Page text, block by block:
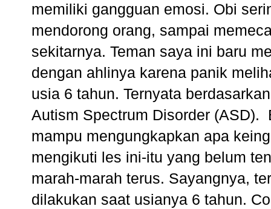
memiliki gangguan emosi. Obi
mendorong orang, sampai
sekitarnya. Teman saya ini baru
dengan ahlinya karena panik
usia 6 tahun. Ternyata
Autism Spectrum Disorder (ASD).
mampu mengungkapkan apa
mengikuti les ini-itu yang belum
marah-marah terus. Sayangnya,
dilakukan saat usianya 6 tahun.